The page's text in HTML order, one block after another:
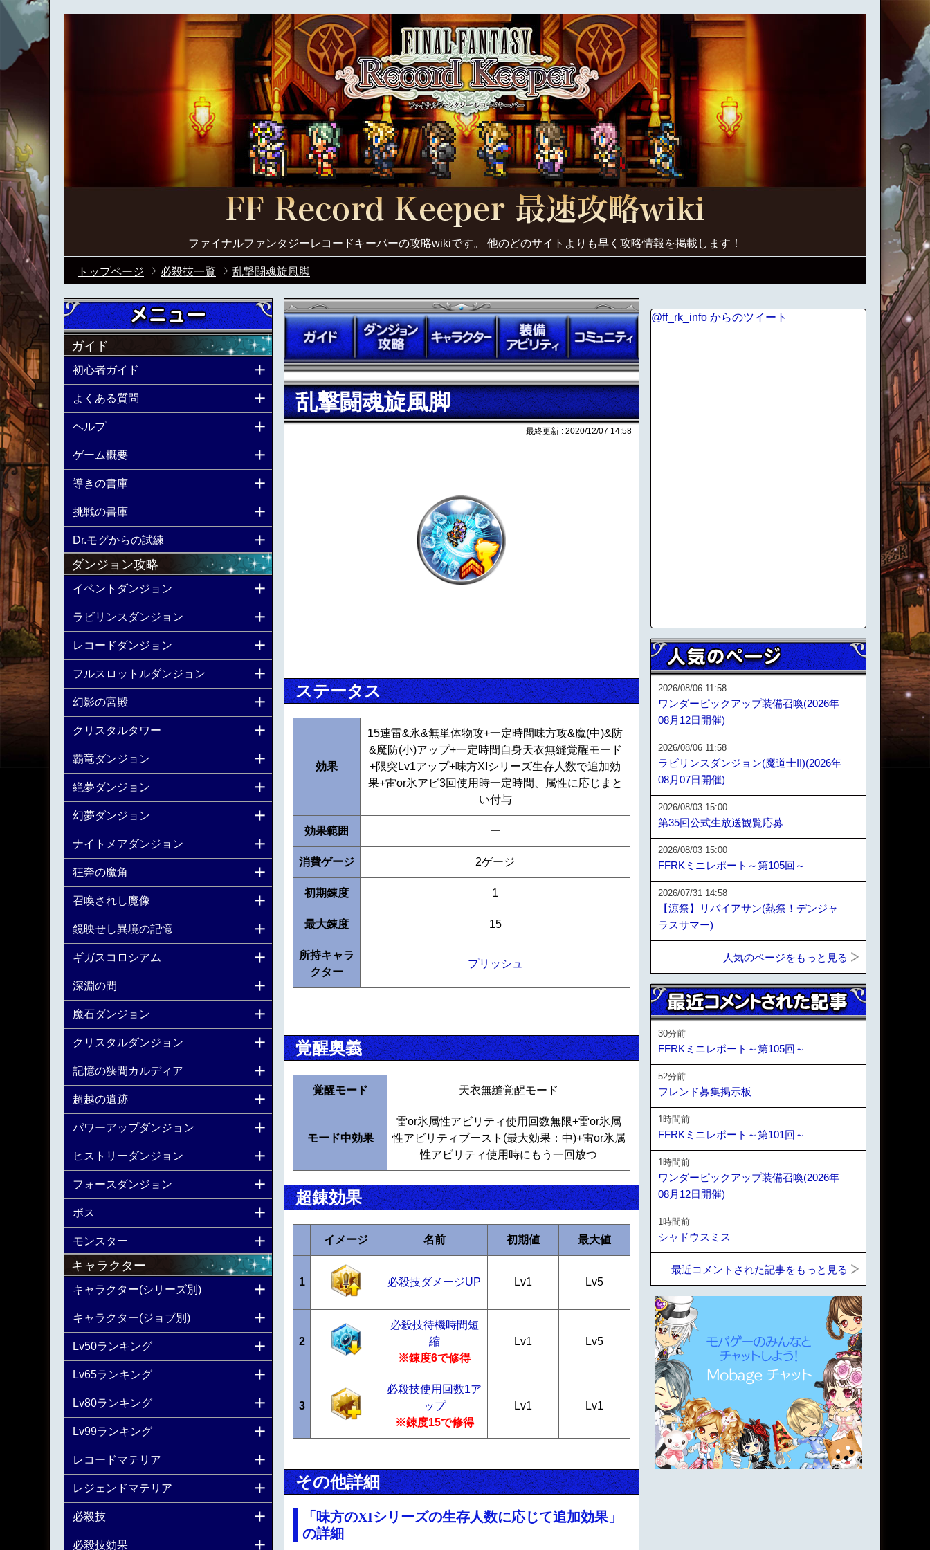
ファイナルファンタジーレコードキーパーの攻略wikiです。 他のどのサイトよりも早く攻略情報を掲載します！
トップページ 必殺技一覧 乱撃闘魂旋風脚
乱撃闘魂旋風脚
最終更新 : 2020/12/07 14:58
ステータス
効果
15連雷&氷&無単体物攻+一定時間味方攻&魔(中)&防
&魔防(小)アップ+一定時間自身天衣無縫覚醒モード
+限突Lv1アップ+味方XIシリーズ生存人数で追加効
果+雷or氷アビ3回使用時一定時間、属性に応じまと
い付与
効果範囲 ー
消費ゲージ 2ゲージ
初期錬度 1
最大錬度 15
所持キャラ
クター
プリッシュ
覚醒奥義
覚醒モード 天衣無縫覚醒モード
モード中効果
雷or氷属性アビリティ使用回数無限+雷or氷属
性アビリティブースト(最大効果：中)+雷or氷属
性アビリティ使用時にもう一回放つ
超錬効果
イメージ 名前 初期値 最大値
1 必殺技ダメージUP Lv1 Lv5
2
必殺技待機時間短
縮
※錬度6で修得
Lv1 Lv5
3
必殺技使用回数1ア
ップ
※錬度15で修得
Lv1 Lv1
その他詳細
「味方のXIシリーズの生存人数に応じて追加効果」
の詳細
ガイド
初心者ガイド
よくある質問
ヘルプ
ゲーム概要
導きの書庫
挑戦の書庫
Dr.モグからの試練
ダンジョン攻略
イベントダンジョン
ラビリンスダンジョン
レコードダンジョン
フルスロットルダンジョン
幻影の宮殿
クリスタルタワー
覇竜ダンジョン
絶夢ダンジョン
幻夢ダンジョン
ナイトメアダンジョン
狂奔の魔角
召喚されし魔像
鏡映せし異境の記憶
ギガスコロシアム
深淵の間
魔石ダンジョン
クリスタルダンジョン
記憶の狭間カルディア
超越の遺跡
パワーアップダンジョン
ヒストリーダンジョン
フォースダンジョン
ボス
モンスター
キャラクター
キャラクター(シリーズ別)
キャラクター(ジョブ別)
Lv50ランキング
Lv65ランキング
Lv80ランキング
Lv99ランキング
レコードマテリア
レジェンドマテリア
必殺技
必殺技効果
@ff_rk_info からのツイート
2026/08/06 11:58
ワンダーピックアップ装備召喚(2026年
08月12日開催)
2026/08/06 11:58
ラビリンスダンジョン(魔道士II)(2026年
08月07日開催)
2026/08/03 15:00
第35回公式生放送観覧応募
2026/08/03 15:00
FFRKミニレポート～第105回～
2026/07/31 14:58
【涼祭】リバイアサン(熱祭！デンジャ
ラスサマー)
人気のページをもっと見る
30分前
FFRKミニレポート～第105回～
52分前
フレンド募集掲示板
1時間前
FFRKミニレポート～第101回～
1時間前
ワンダーピックアップ装備召喚(2026年
08月12日開催)
1時間前
シャドウスミス
最近コメントされた記事をもっと見る